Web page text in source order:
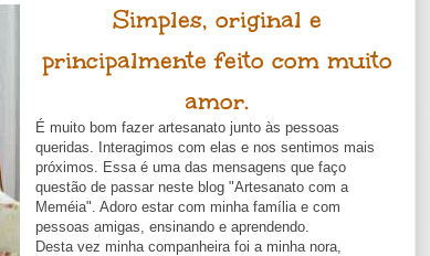
Simples, original e
principalmente feito com muito
amor.
É muito bom fazer artesanato junto às pessoas
queridas. Interagimos com elas e nos sentimos mais
próximos. Essa é uma das mensagens que faço
questão de passar neste blog "Artesanato com a
Meméia". Adoro estar com minha família e com
pessoas amigas, ensinando e aprendendo.
Desta vez minha companheira foi a minha nora,